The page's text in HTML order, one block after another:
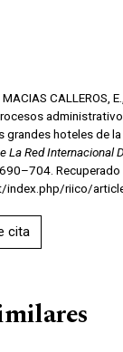
CALLEROS,
hoteles de la
La Red Internacional
Recuperado
index.php/riico/
cita